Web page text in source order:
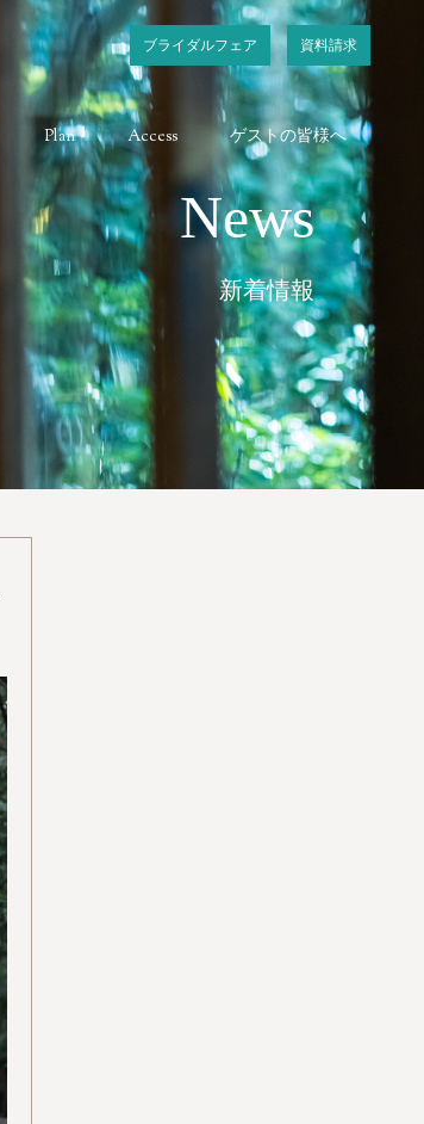
ブライダルフェア 資料請求
Plan Access ゲストの皆様へ
News
新着情報